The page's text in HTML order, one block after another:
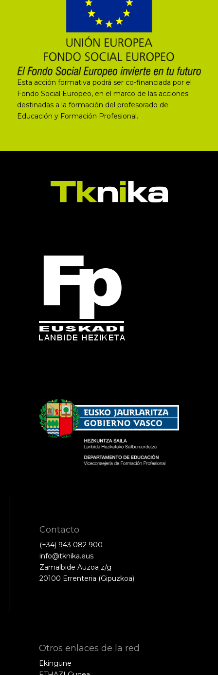
Esta acción formativa podrá ser co-financiada por el
Fondo Social Europeo, en el marco de las acciones
destinadas a la formación del profesorado de
Educación y Formación Profesional.
Contacto
(+34) 943 082 900
info@tknika.eus
Zamalbide Auzoa z/g
20100 Errenteria (Gipuzkoa)
Otros enlaces de la red
Ekingune